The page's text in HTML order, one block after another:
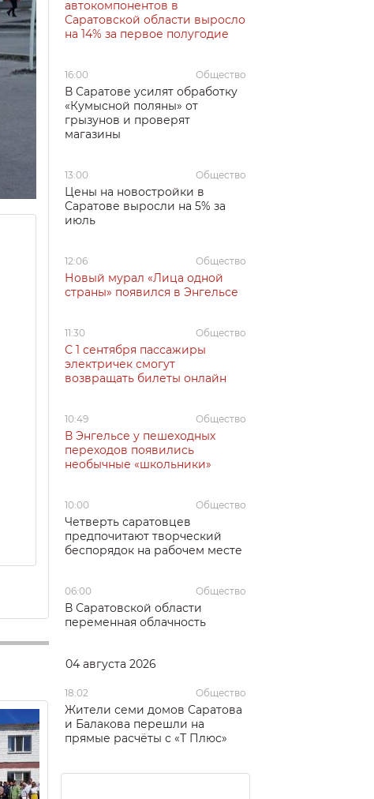
автокомпонентов в
Саратовской области выросло
на 14% за первое полугодие
16:00 Общество
В Саратове усилят обработку
«Кумысной поляны» от
грызунов и проверят
магазины
13:00 Общество
Цены на новостройки в
Саратове выросли на 5% за
июль
12:06 Общество
Новый мурал «Лица одной
страны» появился в Энгельсе
11:30 Общество
С 1 сентября пассажиры
электричек смогут
возвращать билеты онлайн
10:49 Общество
В Энгельсе у пешеходных
переходов появились
необычные «школьники»
10:00 Общество
Четверть саратовцев
предпочитают творческий
беспорядок на рабочем месте
06:00 Общество
В Саратовской области
переменная облачность
04 августа 2026
18:02 Общество
Жители семи домов Саратова
и Балакова перешли на
прямые расчёты с «Т Плюс»